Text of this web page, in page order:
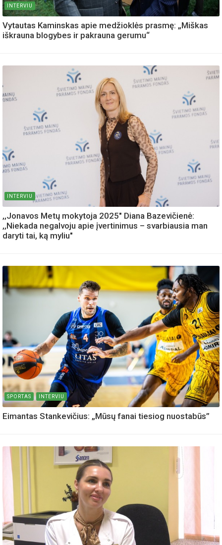
INTERVIU
Vytautas Kaminskas apie medžioklės prasmę: „Miškas
iškrauna blogybes ir pakrauna gerumu“
INTERVIU
,,Jonavos Metų mokytoja 2025" Diana Bazevičienė:
,,Niekada negalvoju apie įvertinimus – svarbiausia man
daryti tai, ką myliu"
SPORTAS INTERVIU
Eimantas Stankevičius: „Mūsų fanai tiesiog nuostabūs”